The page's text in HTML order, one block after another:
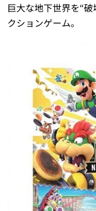
巨大な地下世界を“
クションゲーム。